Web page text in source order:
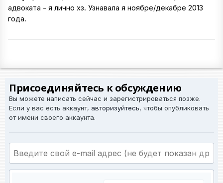
адвоката - я лично хз. Узнавала я ноябре/декабре 2013
года.
Присоединяйтесь к обсуждению
Вы можете написать сейчас и зарегистрироваться позже.
Если у вас есть аккаунт, авторизуйтесь, чтобы опубликовать
от имени своего аккаунта.